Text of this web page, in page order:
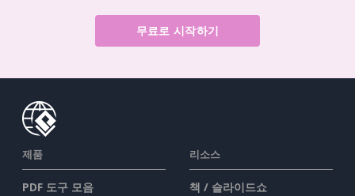
무료로 시작하기
제품
PDF 도구 모음
리소스
책 / 슬라이드쇼